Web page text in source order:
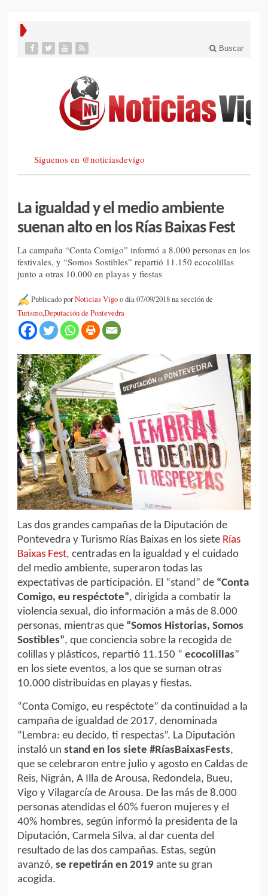
Buscar
Síguenos en @noticiasdevigo
La igualdad y el medio ambiente
suenan alto en los Rías Baixas Fest
La campaña “Conta Comigo” informó a 8.000 personas en los
festivales, y “Somos Sostibles” repartió 11.150 ecocolillas
junto a otras 10.000 en playas y fiestas
Publicado porNoticias Vigoo día 07/09/2018 na sección de
Turismo,Deputación de Pontevedra
Las dos grandes campañas de la Diputación de
Pontevedra y Turismo Rías Baixas en los siete Rías
Baixas Fest, centradas en la igualdad y el cuidado
del medio ambiente, superaron todas las
expectativas de participación. El “stand” de “Conta
Comigo, eu respéctote”, dirigida a combatir la
violencia sexual, dio información a más de 8.000
personas, mientras que “Somos Historias, Somos
Sostibles”, que conciencia sobre la recogida de
colillas y plásticos, repartió 11.150 “ ecocolillas”
en los siete eventos, a los que se suman otras
10.000 distribuidas en playas y fiestas.
“Conta Comigo, eu respéctote” da continuidad a la
campaña de igualdad de 2017, denominada
“Lembra: eu decido, ti respectas”. La Diputación
instaló un stand en los siete #RíasBaixasFests,
que se celebraron entre julio y agosto en Caldas de
Reis, Nigrán, A Illa de Arousa, Redondela, Bueu,
Vigo y Vilagarcía de Arousa. De las más de 8.000
personas atendidas el 60% fueron mujeres y el
40% hombres, según informó la presidenta de la
Diputación, Carmela Silva, al dar cuenta del
resultado de las dos campañas. Estas, según
avanzó, se repetirán en 2019 ante su gran
acogida.